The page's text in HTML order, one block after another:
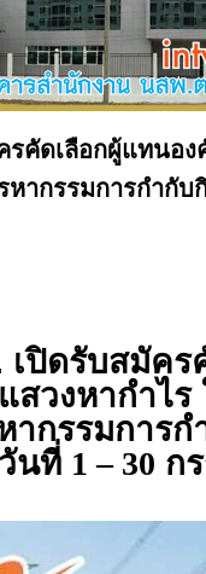
คัดเลือกผู้แทนอ
ากรรมการกำกับ
ปิดรับสมัค
สวงหากำไร
ากรรมการ
นที่ 1 – 30 ก